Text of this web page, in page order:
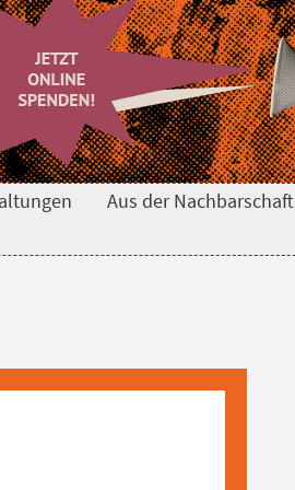
Aus der Nachbarschaft